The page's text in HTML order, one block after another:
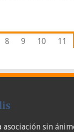
8 9 10 11
asociación sin